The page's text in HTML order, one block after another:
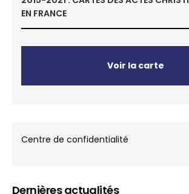
EN FRANCE
Voir la carte
Centre de confidentialité
Dernières actualités